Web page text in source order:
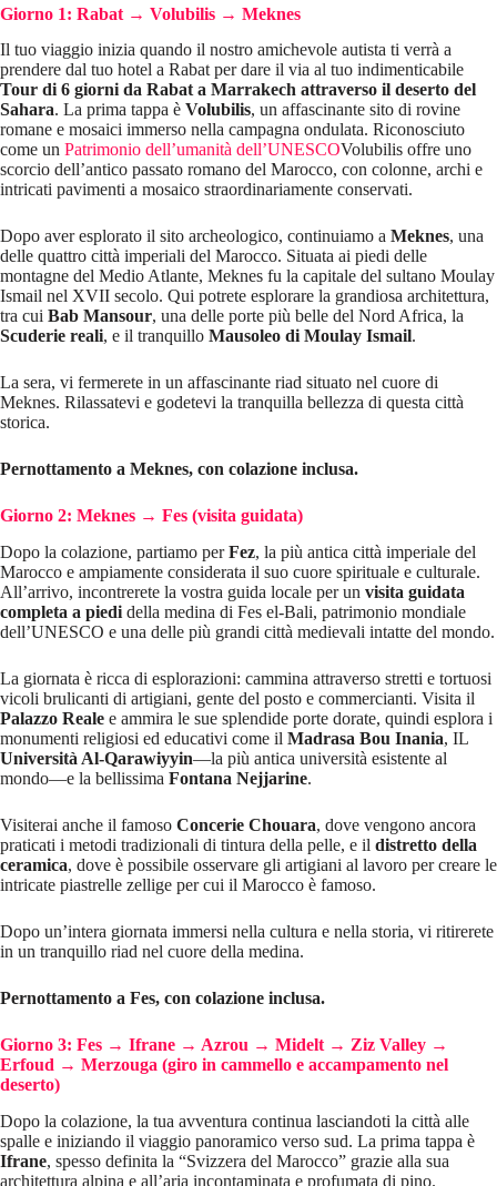
Giorno 1: Rabat → Volubilis → Meknes
Il tuo viaggio inizia quando il nostro amichevole autista ti verrà a
prendere dal tuo hotel a Rabat per dare il via al tuo indimenticabile
Tour di 6 giorni da Rabat a Marrakech attraverso il deserto del
Sahara. La prima tappa è Volubilis, un affascinante sito di rovine
romane e mosaici immerso nella campagna ondulata. Riconosciuto
come un Patrimonio dell’umanità dell’UNESCOVolubilis offre uno
scorcio dell’antico passato romano del Marocco, con colonne, archi e
intricati pavimenti a mosaico straordinariamente conservati.
Dopo aver esplorato il sito archeologico, continuiamo a Meknes, una
delle quattro città imperiali del Marocco. Situata ai piedi delle
montagne del Medio Atlante, Meknes fu la capitale del sultano Moulay
Ismail nel XVII secolo. Qui potrete esplorare la grandiosa architettura,
tra cui Bab Mansour, una delle porte più belle del Nord Africa, la
Scuderie reali, e il tranquillo Mausoleo di Moulay Ismail.
La sera, vi fermerete in un affascinante riad situato nel cuore di
Meknes. Rilassatevi e godetevi la tranquilla bellezza di questa città
storica.
Pernottamento a Meknes, con colazione inclusa.
Giorno 2: Meknes → Fes (visita guidata)
Dopo la colazione, partiamo perFez, la più antica città imperiale del
Marocco e ampiamente considerata il suo cuore spirituale e culturale.
All’arrivo, incontrerete la vostra guida locale per un visita guidata
completa a piedi della medina di Fes el-Bali, patrimonio mondiale
dell’UNESCO e una delle più grandi città medievali intatte del mondo.
La giornata è ricca di esplorazioni: cammina attraverso stretti e tortuosi
vicoli brulicanti di artigiani, gente del posto e commercianti. Visita il
Palazzo Reale e ammira le sue splendide porte dorate, quindi esplora i
monumenti religiosi ed educativi come il Madrasa Bou Inania, IL
Università Al-Qarawiyyin—la più antica università esistente al
mondo—e la bellissima Fontana Nejjarine.
Visiterai anche il famoso Concerie Chouara, dove vengono ancora
praticati i metodi tradizionali di tintura della pelle, e il distretto della
ceramica, dove è possibile osservare gli artigiani al lavoro per creare le
intricate piastrelle zellige per cui il Marocco è famoso.
Dopo un’intera giornata immersi nella cultura e nella storia, vi ritirerete
in un tranquillo riad nel cuore della medina.
Pernottamento a Fes, con colazione inclusa.
Giorno 3: Fes → Ifrane → Azrou → Midelt → Ziz Valley →
Erfoud → Merzouga (giro in cammello e accampamento nel
deserto)
Dopo la colazione, la tua avventura continua lasciandoti la città alle
spalle e iniziando il viaggio panoramico verso sud. La prima tappa è
Ifrane, spesso definita la “Svizzera del Marocco” grazie alla sua
architettura alpina e all’aria incontaminata e profumata di pino.